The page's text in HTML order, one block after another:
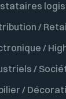
/
/
/
/